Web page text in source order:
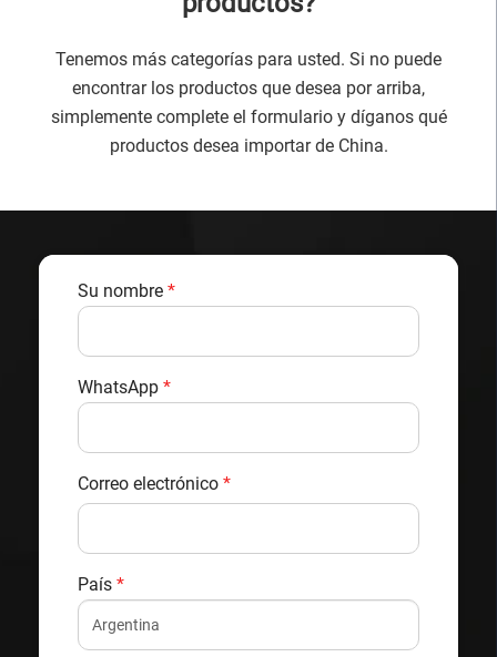
Tenemos más categorías para usted. Si no puede
encontrar los productos que desea por arriba,
simplemente complete el formulario y díganos qué
productos desea importar de China.
Su nombre *
WhatsApp *
Correo electrónico *
País *